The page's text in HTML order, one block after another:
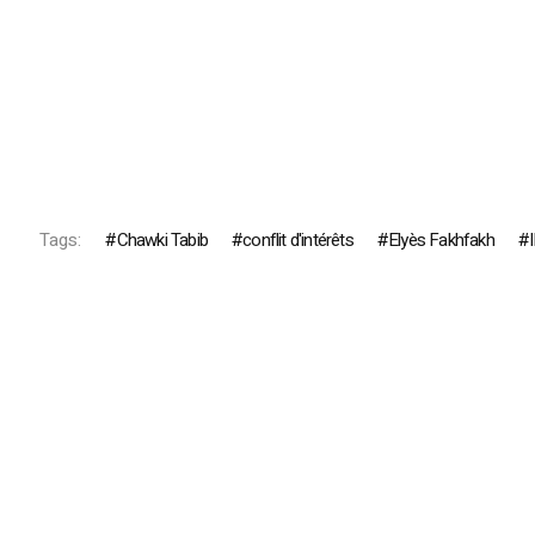
Tags: Chawki Tabib conflit d'intérêts Elyès Fakhfakh